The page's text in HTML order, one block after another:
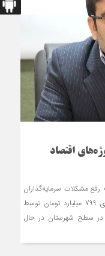
پروژه‌های اقتصاد
مشکلات سرمایه‌گذاران
جدید در بردسکن، 22 تفاهم‌نامه با سرمایه‌گذاری 799 میلیارد تومان توسط
در سطح شهرستان در حال